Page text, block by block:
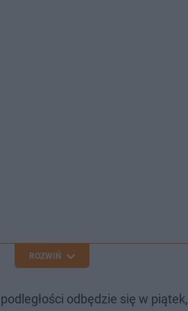
ROZWIŃ
odbędzie się w piątek,